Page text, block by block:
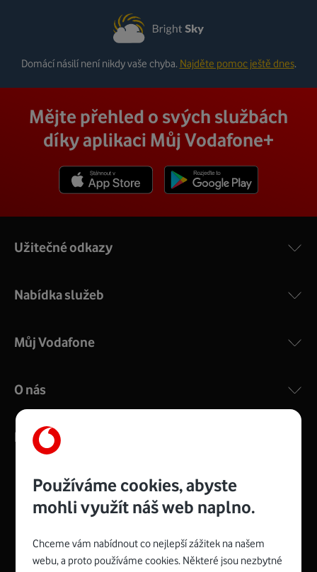
Domácí násilí není nikdy vaše chyba. Najděte pomoc ještě dnes.
Používáme cookies, abyste
mohli využít náš web naplno.
Chceme vám nabídnout co nejlepší zážitek na našem
webu, a proto používáme cookies. Některé jsou nezbytné
Mějte přehled o svých službách
díky aplikaci Můj Vodafone+
Užitečné odkazy
Nabídka služeb
Můj Vodafone
O nás
Kontakty
Management
consultancy
Recruitment
logo
Top
roku
Platinové
EcoVadis
Buy
má